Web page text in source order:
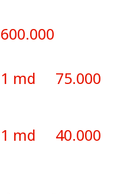
600.000
1 md 75.000
1 md 40.000